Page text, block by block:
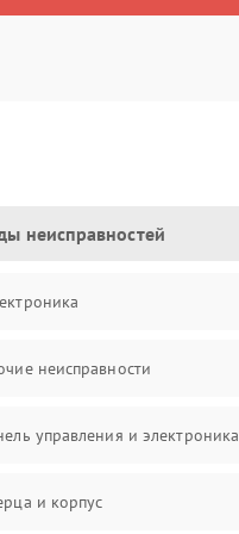
неисправностей
неисправности
управления и электроника
и корпус